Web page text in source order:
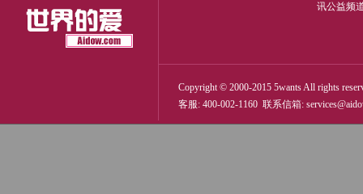
讯公益频
Copyright © 2000-2015 5wants All rights
客服: 400-002-1160 联系信箱: